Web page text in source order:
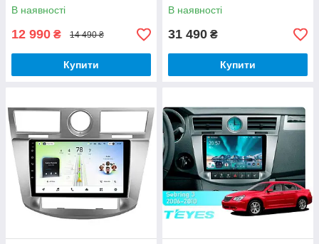
В наявності
12 990 ₴ 14 490 ₴
Купити
В наявності
31 490 ₴
Купити